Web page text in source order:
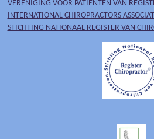
VERENIGING VOOR PATIENTEN VAN
INTERNATIONAL CHIROPRACTORS
STICHTING NATIONAAL REGISTER VAN